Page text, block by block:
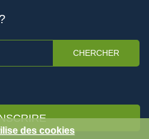
CHERCHER
des cookies